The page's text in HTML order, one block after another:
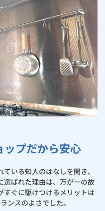
切り替えについて
る理由
の流れ
ビス
紹介
開始の申込
中止の申込
紹介
お申込み
」
むぴこ
込み
トップ
続き
Daigasコラム
ま
る「快適」と「安心」のリ
ップだから安心
いる知人のはなしを聞き、
選ばれた理由は、万が一の故
すぐに駆けつけるメリットは
ンスのよさでした。